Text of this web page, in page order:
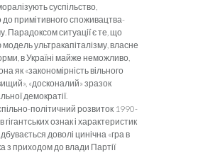
суспільство,
до примітивного споживацтва-
Парадоксом ситуації є те, що
ультракапіталізму, власне
в Україні майже неможливо,
як «закономірність вільного
«досконалий» зразок
демократії.
політичний розвиток 1990-
ознак і характеристик
доволі цинічна «гра в
з приходом до влади Партії